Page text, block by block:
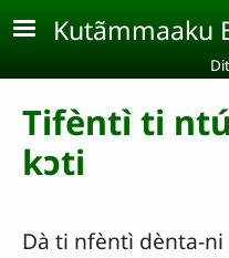
Aller au contenu
Kutãmmaaku
Tifèntì ti
kɔti
Dà ti nfèntì dènta-ni